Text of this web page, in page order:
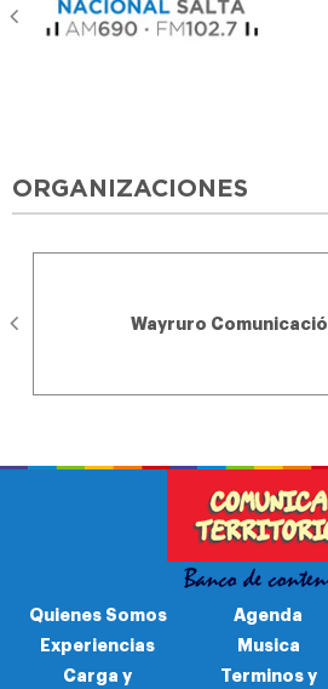
ORGANIZACIONES
Wayruro
Quienes Somos
Experiencias
Carga y
Agenda
Musica
Terminos y